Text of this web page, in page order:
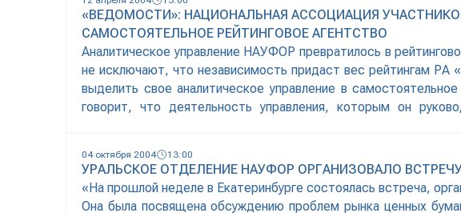
«ВЕДОМОСТИ»: НАЦИОНАЛЬНАЯ АССОЦИАЦИЯ
САМОСТОЯТЕЛЬНОЕ РЕЙТИНГОВОЕ АГЕНТСТВО
Аналитическое управление НАУФОР превратилось в
не исключают, что независимость придаст вес рейтингам
выделить свое аналитическое управление в
говорит, что деятельность управления, которым он
04 октября 2004 13:00
УРАЛЬСКОЕ ОТДЕЛЕНИЕ НАУФОР ОРГАНИЗОВАЛО
«На прошлой неделе в Екатеринбурге состоялась встреча,
Она была посвящена обсуждению проблем рынка ценных